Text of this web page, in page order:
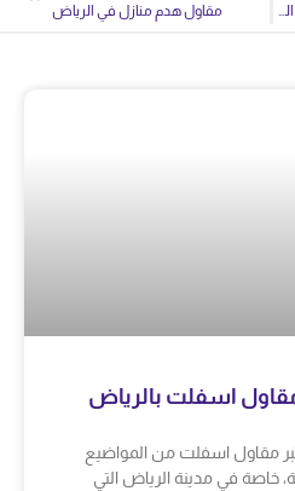
مقاول هدم منازل في الرياض
اسفلت بالرياض
مقاول اسفلت من المواضيع
خاصة في مدينة الرياض التي